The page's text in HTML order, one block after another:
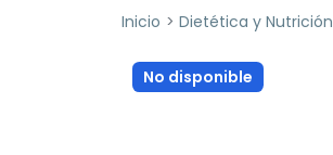
Inicio Dietética y Nutrición
No disponible